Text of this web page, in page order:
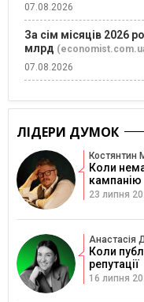
07.08.2026
За сім місяців 2026
млрд
07.08.2026
ЛІДЕРИ ДУМОК
Костянтин
Коли
кампанію
23 липня
Анастасія
Коли
репутації
16 липня